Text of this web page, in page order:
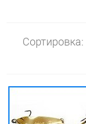
Сортировка: